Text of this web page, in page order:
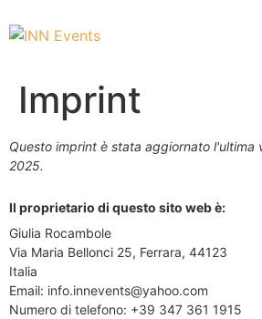
Imprint
Questo imprint è stata aggiornato l'ultima
2025.
Il proprietario di questo sito web è:
Giulia Rocambole
Via Maria Bellonci 25, Ferrara, 44123
Italia
Email: info.innevents@yahoo.com
Numero di telefono: +39 347 361 1915